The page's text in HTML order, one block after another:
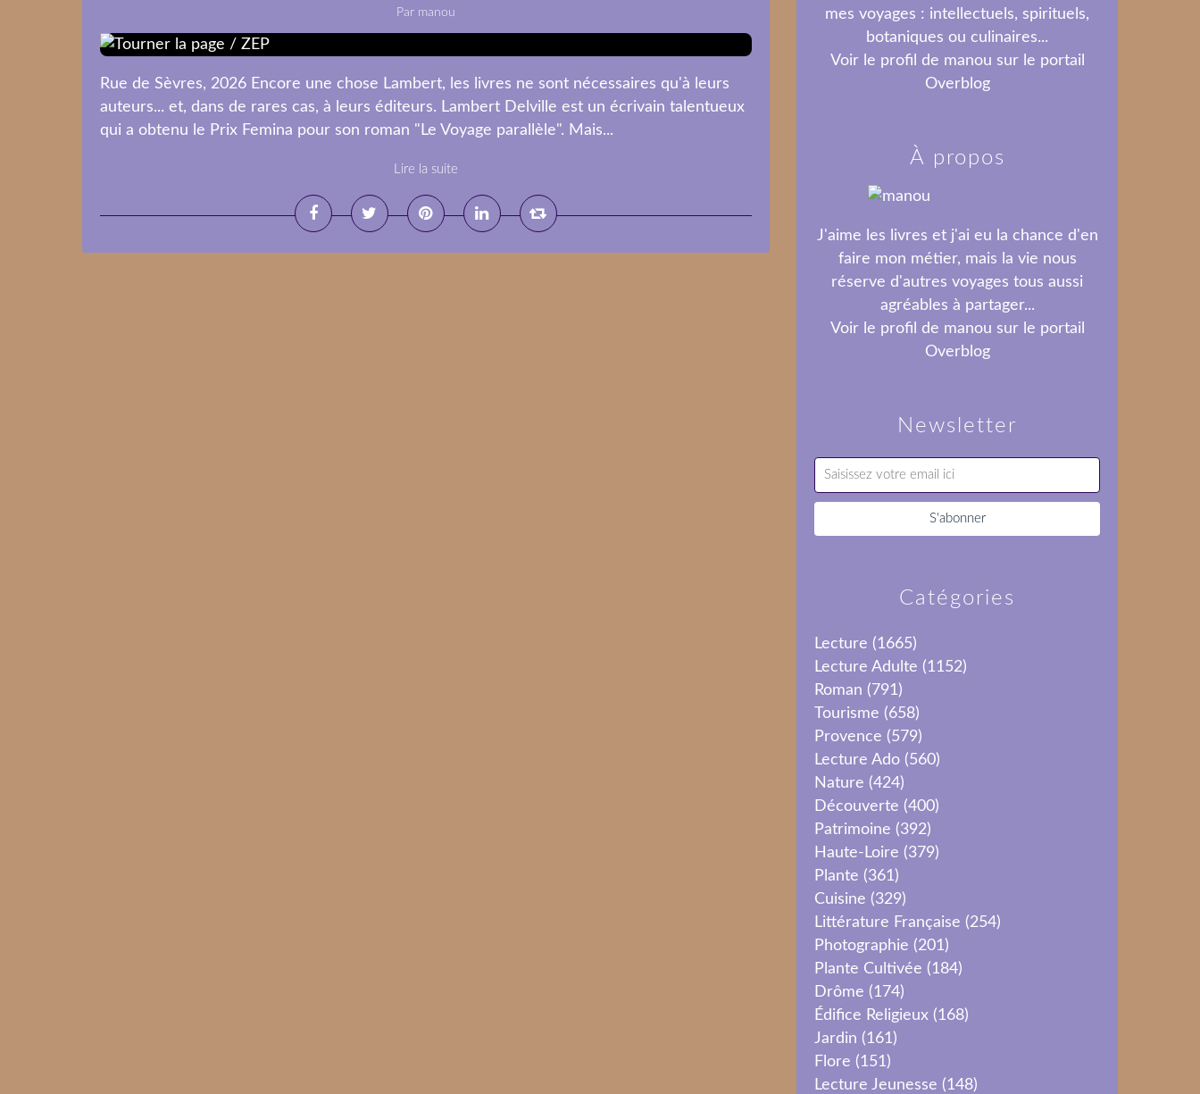
Par manou
Rue de Sèvres, 2026 Encore une chose Lambert, les livres ne sont nécessaires qu'à leurs
auteurs... et, dans de rares cas, à leurs éditeurs. Lambert Delville est un écrivain talentueux
qui a obtenu le Prix Femina pour son roman "Le Voyage parallèle". Mais...
Lire la suite
Newsletter
Catégories
Lecture (1665)
Lecture Adulte (1152)
Roman (791)
Tourisme (658)
Provence (579)
Lecture Ado (560)
Nature (424)
Découverte (400)
Patrimoine (392)
Haute-Loire (379)
Plante (361)
Cuisine (329)
Littérature Française (254)
Photographie (201)
Plante Cultivée (184)
Drôme (174)
Édifice Religieux (168)
Jardin (161)
Flore (151)
Lecture Jeunesse (148)
mes voyages : intellectuels, spirituels,
botaniques ou culinaires...
Voir le profil de manou sur le portail
Overblog
À propos
J'aime les livres et j'ai eu la chance d'en
faire mon métier, mais la vie nous
réserve d'autres voyages tous aussi
agréables à partager...
Voir le profil de manou sur le portail
Overblog